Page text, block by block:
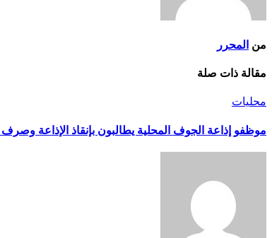
من المحرر
مقالة ذات صلة
محليات
موظفو إذاعة الجوف المحلية يطالبون بإنقاذ الإذاعة وصرف